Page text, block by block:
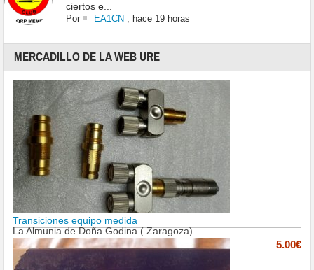
ciertos e...
Por EA1CN , hace 19 horas
MERCADILLO DE LA WEB URE
Transiciones equipo medida
La Almunia de Doña Godina ( Zaragoza)
5.00€